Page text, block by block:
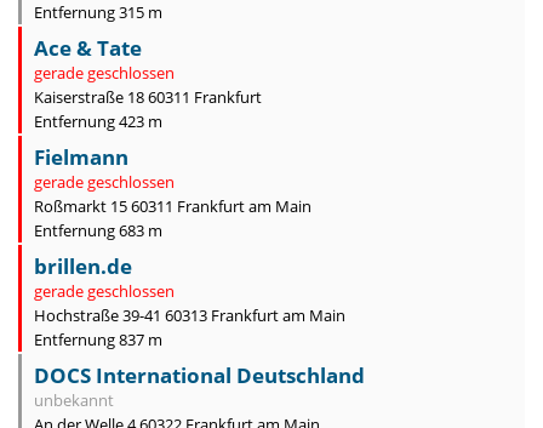
Entfernung 315 m
Ace & Tate
gerade geschlossen
Kaiserstraße 18 60311 Frankfurt
Entfernung 423 m
Fielmann
gerade geschlossen
Roßmarkt 15 60311 Frankfurt am Main
Entfernung 683 m
brillen.de
gerade geschlossen
Hochstraße 39-41 60313 Frankfurt am Main
Entfernung 837 m
DOCS International Deutschland
unbekannt